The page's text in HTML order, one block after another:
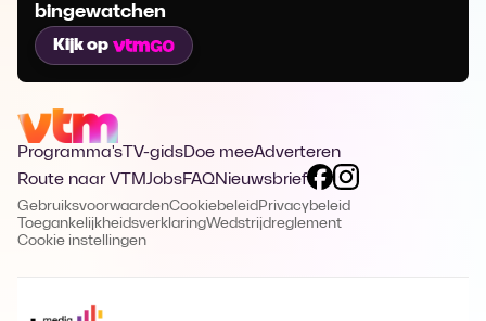
bingewatchen
Kijk op
Programma's TV-gidsDoe meeAdverteren
Route naar VTMJobsFAQNieuwsbrief
GebruiksvoorwaardenCookiebeleid Privacybeleid
ToegankelijkheidsverklaringWedstrijdreglement
Cookie instellingen